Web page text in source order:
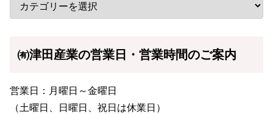
㈲津田産業の営業日・営業時間のご案内
営業日：月曜日～金曜日
（土曜日、日曜日、祝日は休業日）